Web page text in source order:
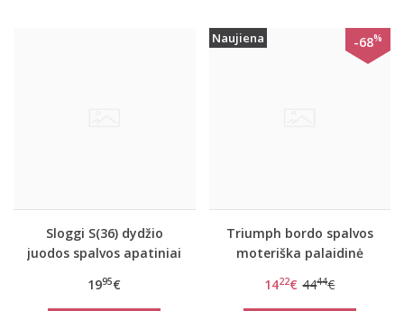
Sloggi S(36) dydžio
juodos spalvos apatiniai
Shirt 01
1995€
Naujiena -68%
Triumph bordo spalvos
moteriška palaidinė
1422€ 4444€